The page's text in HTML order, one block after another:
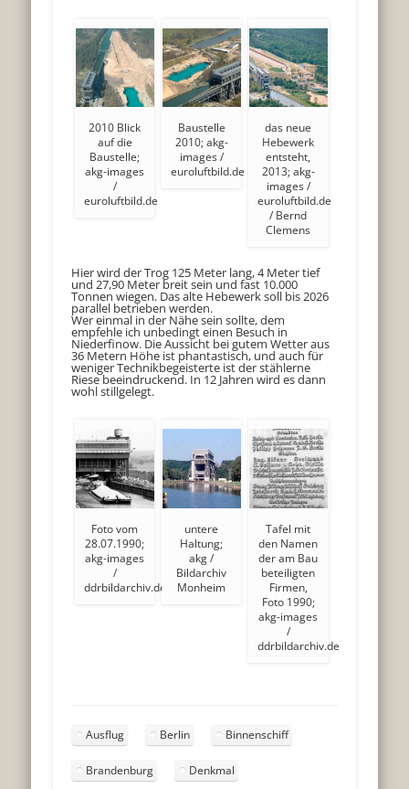
2010 Blick
auf die
Baustelle;
akg-images
/
euroluftbild.de
Baustelle
2010; akg-
images /
euroluftbild.de
das neue
Hebewerk
entsteht,
2013; akg-
images /
euroluftbild.de
/ Bernd
Clemens
Hier wird der Trog 125 Meter lang, 4 Meter tief
und 27,90 Meter breit sein und fast 10.000
Tonnen wiegen. Das alte Hebewerk soll bis 2026
parallel betrieben werden.
Wer einmal in der Nähe sein sollte, dem
empfehle ich unbedingt einen Besuch in
Niederfinow. Die Aussicht bei gutem Wetter aus
36 Metern Höhe ist phantastisch, und auch für
weniger Technikbegeisterte ist der stählerne
Riese beeindruckend. In 12 Jahren wird es dann
wohl stillgelegt.
Foto vom
28.07.1990;
akg-images
/
ddrbildarchiv.de
untere
Haltung;
akg /
Bildarchiv
Monheim
Tafel mit
den Namen
der am Bau
beteiligten
Firmen,
Foto 1990;
akg-images
/
ddrbildarchiv.de
Ausflug Berlin Binnenschiff
Brandenburg Denkmal